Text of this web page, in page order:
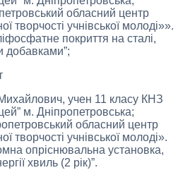
обласний центр
творчості учнівської молоді»».
покриття на сталі,
добавками”;
учен 11 класу КНЗ
м. Дніпропетровська;
обласний центр
творчості учнівської молоді».
опріснювальна установка,
хвиль (2 рік)”.